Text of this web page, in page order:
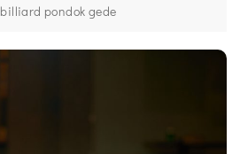
billiard pondok gede